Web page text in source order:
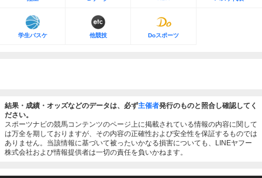
学生バスケ 他競技 Doスポーツ
結果・成績・オッズなどのデータは、必ず主催者発行のものと照合し確認してく
ださい。
スポーツナビの競馬コンテンツのページ上に掲載されている情報の内容に関して
は万全を期しておりますが、その内容の正確性および安全性を保証するものでは
ありません。当該情報に基づいて被ったいかなる損害についても、LINEヤフー
株式会社および情報提供者は一切の責任を負いかねます。